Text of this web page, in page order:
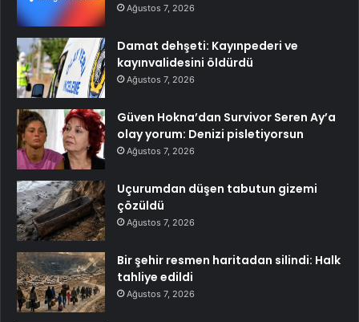
Ağustos 7, 2026
Damat dehşeti: Kayınpederi ve
kayınvalidesini öldürdü
Ağustos 7, 2026
Güven Hokna’dan Survivor Seren Ay’a
olay yorum: Denizi pisletiyorsun
Ağustos 7, 2026
Uçurumdan düşen tabutun gizemi
çözüldü
Ağustos 7, 2026
Bir şehir resmen haritadan silindi: Halk
tahliye edildi
Ağustos 7, 2026